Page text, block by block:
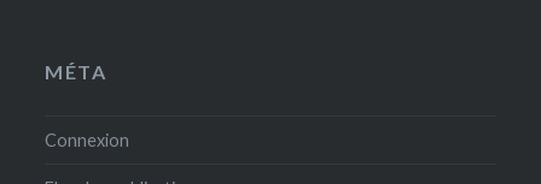
MÉTA
Connexion